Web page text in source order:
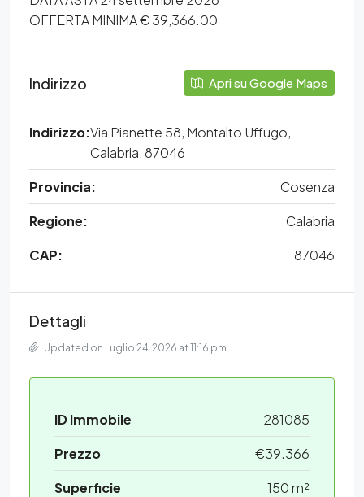
OFFERTA MINIMA € 39,366.00
Indirizzo Apri su Google Maps
Indirizzo:Via Pianette 58, Montalto Uffugo,
Calabria, 87046
Provincia:
Cosenza
Regione:
Calabria
CAP:
87046
Dettagli
Updated on Luglio 24, 2026 at 11:16 pm
ID Immobile
281085
Prezzo
€39.366
Superficie
150 m²